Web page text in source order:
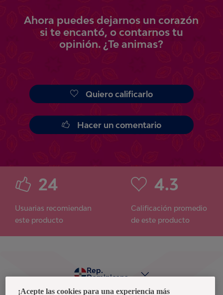
Ahora puedes dejarnos un corazón
si te encantó, o contarnos tu
opinión. ¿Te animas?
Quiero calificarlo
Hacer un comentario
24
Usuarias recomiendan
este producto
4.3
Calificación promedio
de este producto
Rep.
Dominicana
¡Acepte las cookies para una experiencia más